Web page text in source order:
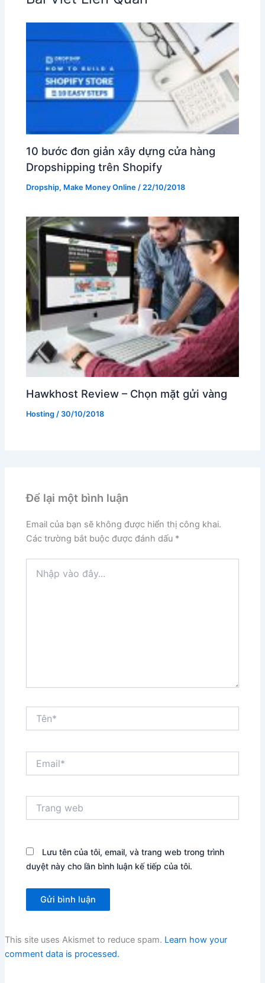
10 bước đơn giản xây dựng cửa hàng
Dropshipping trên Shopify
Dropship, Make Money Online / 22/10/2018
Hawkhost Review – Chọn mặt gửi vàng
Hosting /30/10/2018
Để lại một bình luận
Email của bạn sẽ không được hiển thị công khai.
Các trường bắt buộc được đánh dấu *
vào
web
Lưu tên của tôi, email, và trang web trong trình
duyệt này cho lần bình luận kế tiếp của tôi.
This site uses Akismet to reduce spam. Learn how your
comment data is processed.